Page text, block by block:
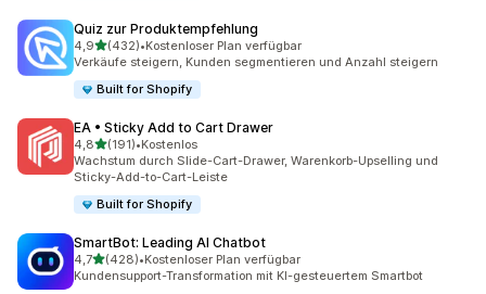
Quiz zur Produktempfehlung
4,9von 5 Sternen
(432)
432 Rezensionen insgesamt
•Kostenloser Plan verfügbar
Verkäufe steigern, Kunden segmentieren und Anzahl steigern
Built for Shopify
EA • Sticky Add to Cart Drawer
4,8von 5 Sternen
(191)
191 Rezensionen insgesamt
•Kostenlos
Wachstum durch Slide-Cart-Drawer, Warenkorb-Upselling und
Sticky-Add-to-Cart-Leiste
Built for Shopify
SmartBot: Leading AI Chatbot
4,7von 5 Sternen
(428)
428 Rezensionen insgesamt
•Kostenloser Plan verfügbar
Kundensupport-Transformation mit KI-gesteuertem Smartbot